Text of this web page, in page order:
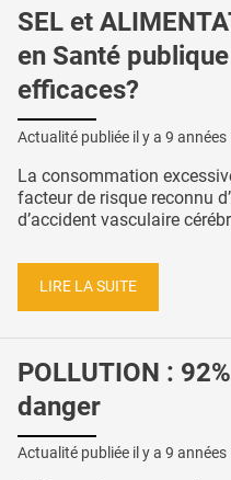
SEL et
en Santé
efficaces?
Actualité publiée il y a 9 années
La consommation
facteur de risque reconnu
d’accident vasculaire
LIRE LA SUITE
POLLUTION :
danger
Actualité publiée il y a 9 années